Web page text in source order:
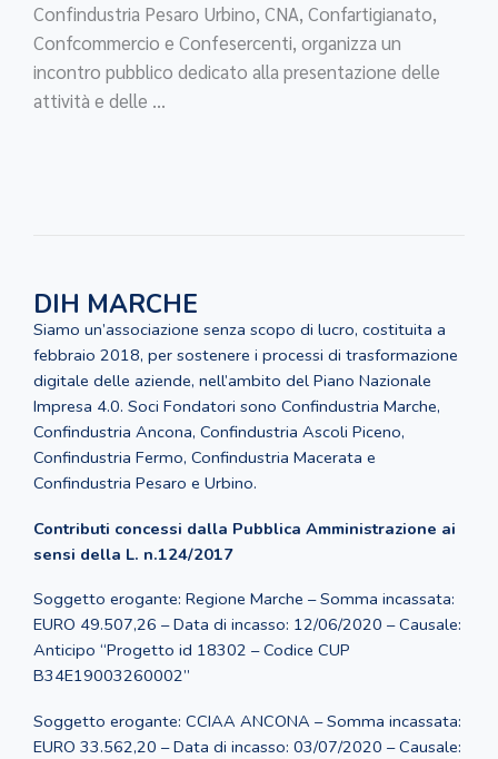
Confindustria Pesaro Urbino, CNA, Confartigianato,
Confcommercio e Confesercenti, organizza un
incontro pubblico dedicato alla presentazione delle
attività e delle ...
DIH MARCHE
Siamo un’associazione senza scopo di lucro, costituita a
febbraio 2018, per sostenere i processi di trasformazione
digitale delle aziende, nell’ambito del Piano Nazionale
Impresa 4.0. Soci Fondatori sono Confindustria Marche,
Confindustria Ancona, Confindustria Ascoli Piceno,
Confindustria Fermo, Confindustria Macerata e
Confindustria Pesaro e Urbino.
Contributi concessi dalla Pubblica Amministrazione ai
sensi della L. n.124/2017
Soggetto erogante: Regione Marche – Somma incassata:
EURO 49.507,26 – Data di incasso: 12/06/2020 – Causale:
Anticipo “Progetto id 18302 – Codice CUP
B34E19003260002”
Soggetto erogante: CCIAA ANCONA – Somma incassata:
EURO 33.562,20 – Data di incasso: 03/07/2020 – Causale: